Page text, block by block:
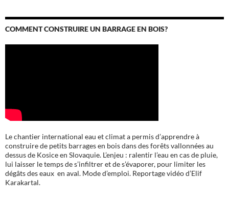
COMMENT CONSTRUIRE UN BARRAGE EN BOIS?
Le chantier international eau et climat a permis d’apprendre à
construire de petits barrages en bois dans des forêts vallonnées au
dessus de Kosice en Slovaquie. L’enjeu : ralentir l’eau en cas de pluie,
lui laisser le temps de s’infiltrer et de s’évaporer, pour limiter les
dégâts des eaux en aval. Mode d’emploi. Reportage vidéo d’Elif
Karakartal.